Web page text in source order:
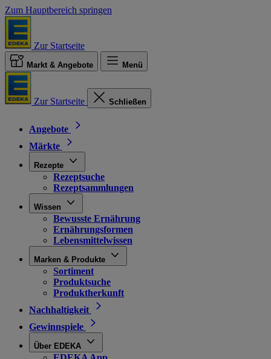
Zum Hauptbereich springen
Zur Startseite
Markt & Angebote Menü
Zur Startseite Schließen
Angebote
Märkte
Rezepte
Rezeptsuche
Rezeptsammlungen
Wissen
Bewusste Ernährung
Ernährungsformen
Lebensmittelwissen
Marken & Produkte
Sortiment
Produktsuche
Produktherkunft
Nachhaltigkeit
Gewinnspiele
Über EDEKA